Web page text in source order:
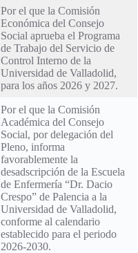
Por el que la Comisión
Económica del Consejo
Social aprueba el Programa
de Trabajo del Servicio de
Control Interno de la
Universidad de Valladolid,
para los años 2026 y 2027.
Por el que la Comisión
Académica del Consejo
Social, por delegación del
Pleno, informa
favorablemente la
desadscripción de la Escuela
de Enfermería “Dr. Dacio
Crespo” de Palencia a la
Universidad de Valladolid,
conforme al calendario
establecido para el periodo
2026-2030.